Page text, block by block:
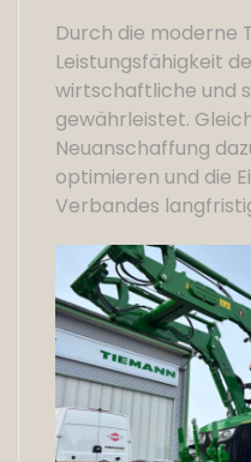
Durch die moderne
Leistungsfähigkeit
wirtschaftliche und
gewährleistet.
Neuanschaffung
optimieren und die
Verbandes